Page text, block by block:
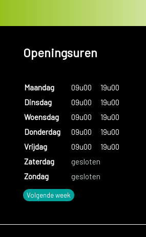
Openingsuren
Maandag 09u00
19u00
Dinsdag
09u00
19u00
Woensdag
09u00
19u00
Donderdag
09u00
19u00
Vrijdag
09u00
19u00
Zaterdag
gesloten
Zondag
gesloten
Volgende week